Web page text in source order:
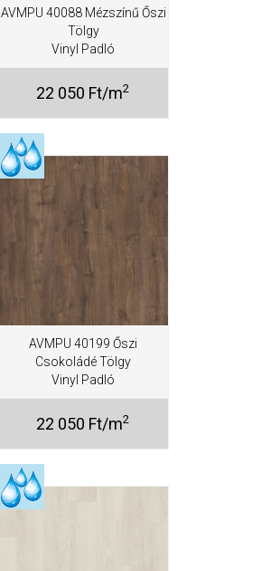
AVMPU 40088 Mézszínű Őszi
Tölgy
Vinyl Padló
22 050 Ft/m2
AVMPU 40199 Őszi
Csokoládé Tölgy
Vinyl Padló
22 050 Ft/m2